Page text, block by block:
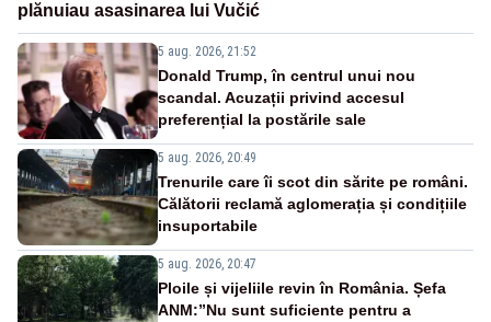
plănuiau asasinarea lui Vučić
5 aug. 2026, 21:52
Donald Trump, în centrul unui nou
scandal. Acuzații privind accesul
preferențial la postările sale
5 aug. 2026, 20:49
Trenurile care îi scot din sărite pe români.
Călătorii reclamă aglomerația și condițiile
insuportabile
5 aug. 2026, 20:47
Ploile și vijeliile revin în România. Șefa
ANM:”Nu sunt suficiente pentru a